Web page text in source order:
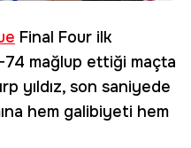
Final Four ilk
mağlup ettiği maçta
yıldız, son saniyede
hem galibiyeti hem